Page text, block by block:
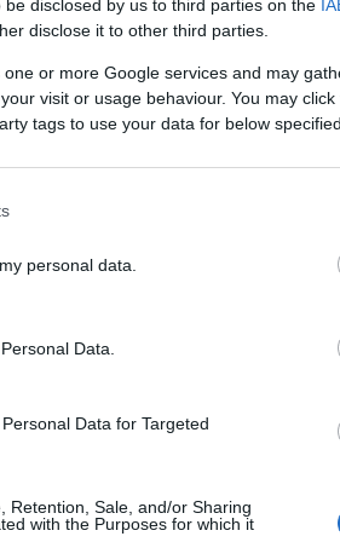
disclosed by us to third parties on the
disclose it to other third parties.
or more Google services and may
visit or usage behaviour. You may
tags to use your data for below
personal data.
Data.
Data for Targeted
Retention, Sale, and/or Sharing
with the Purposes for which it
de norm lijken te zijn, is er
heeft ENA recent
momenteel op0,04980
achter deze opmerkelijke
ENA
die samenkomen in een
Dit is een flinke stap
opdrijven.
“USDE”. Dit zal niet